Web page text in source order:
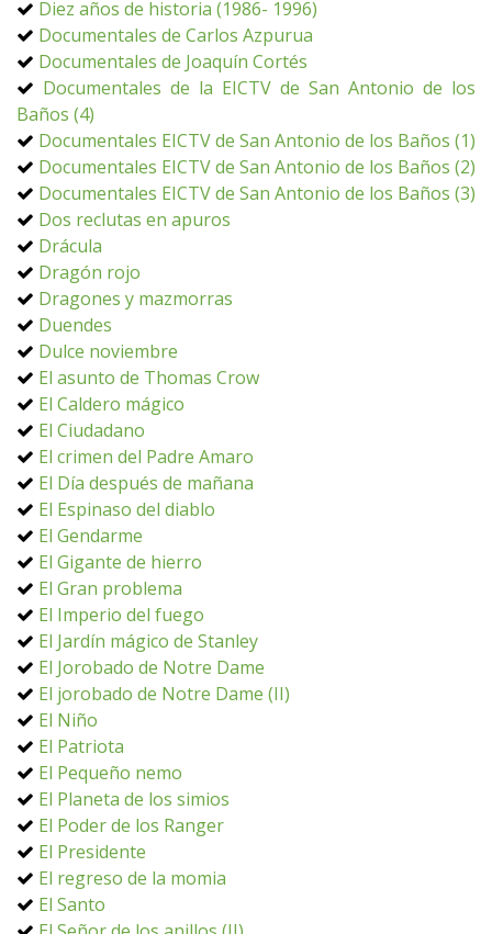
Diez años de historia (1986- 1996)
Documentales de Carlos Azpurua
Documentales de Joaquín Cortés
Documentales de la EICTV de San Antonio de los
Baños (4)
Documentales EICTV de San Antonio de los Baños (1)
Documentales EICTV de San Antonio de los Baños (2)
Documentales EICTV de San Antonio de los Baños (3)
Dos reclutas en apuros
Drácula
Dragón rojo
Dragones y mazmorras
Duendes
Dulce noviembre
El asunto de Thomas Crow
El Caldero mágico
El Ciudadano
El crimen del Padre Amaro
El Día después de mañana
El Espinaso del diablo
El Gendarme
El Gigante de hierro
El Gran problema
El Imperio del fuego
El Jardín mágico de Stanley
El Jorobado de Notre Dame
El jorobado de Notre Dame (II)
El Niño
El Patriota
El Pequeño nemo
El Planeta de los simios
El Poder de los Ranger
El Presidente
El regreso de la momia
El Santo